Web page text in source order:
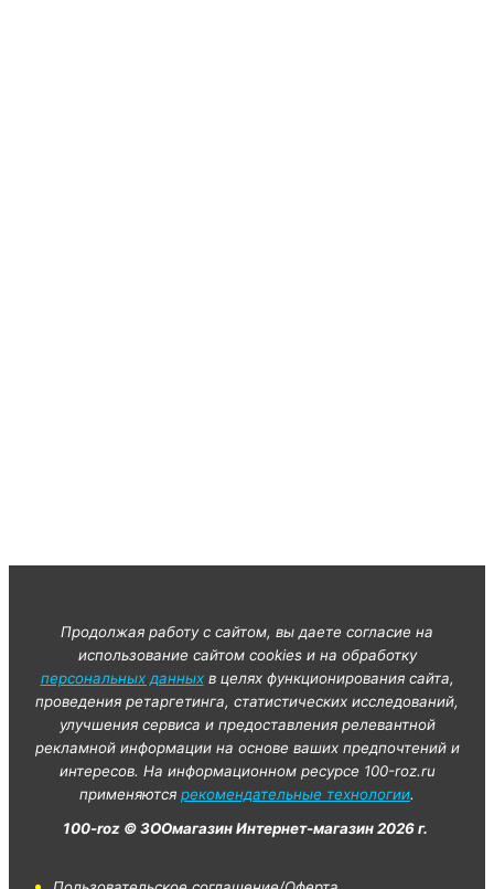
Продолжая работу с сайтом, вы даете согласие на
использование сайтом cookies и на обработку
персональных данныхв целях функционирования сайта,
проведения ретаргетинга, статистических исследований,
улучшения сервиса и предоставления релевантной
рекламной информации на основе ваших предпочтений и
интересов. На информационном ресурсе 100-roz.ru
применяются рекомендательные технологии.
100-roz © ЗООмагазин Интернет-магазин 2026 г.